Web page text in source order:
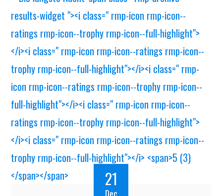
21
Dec